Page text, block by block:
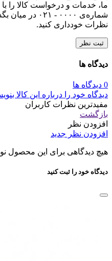
شماره‌ی ۰۰۰۰ -
نظرات خودداری کنید.
ثبت نظر
دیدگاه ها
0 دیدگاه ها
دیدگاه خود را درباره این کالا
مفیدترین نظرات کاربران
بازگشت
افزودن نظر
افزودن نظر جدید
هیچ دیدگاهی برای این محصول
دیدگاه خود را ثبت کنید